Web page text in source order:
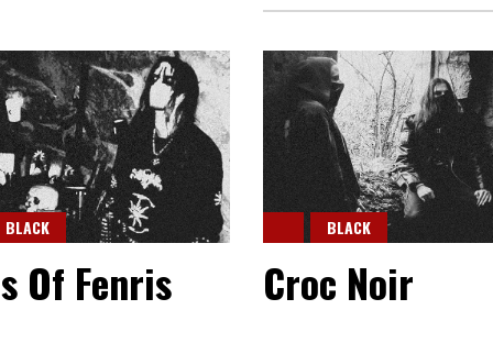
BLACK
Of Fenris
BLACK
Croc Noir